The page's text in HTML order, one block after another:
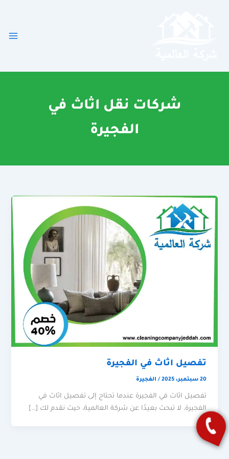
شركات نقل اثاث في
الفجيرة
تفصيل اثاث في الفجيرة
20 سبتمبر، 2025 / الفجيرة
تفصيل اثاث في الفجيرة عندما تحتاج إلى تفصيل اثاث في
الفجيرة، لا تبحث بعيدًا عن شركة العالمية، حيث نقدم لك […]